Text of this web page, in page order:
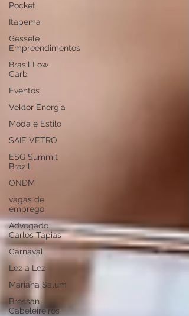
Pocket
Itapema
Gessele
Empreendimentos
Brasil Low
Carb
Eventos
Vektor Energia
Moda e Estilo
SAIE VETRO
ESG Summit
Brazil
ONDM
vagas de
emprego
Advogado
Carlos Tapias
Carnaval
Lez a Lez
Mariana Salum
Bressan
Cabeleireiros